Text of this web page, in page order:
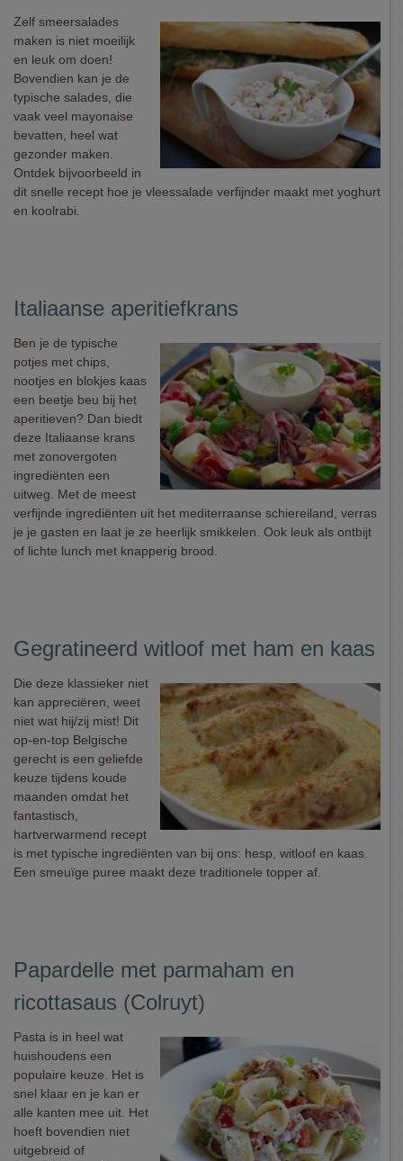
Zelf smeersalades
maken is niet moeilijk
en leuk om doen!
Bovendien kan je de
typische salades, die
vaak veel mayonaise
bevatten, heel wat
gezonder maken.
Ontdek bijvoorbeeld in
dit snelle recept hoe je vleessalade verfijnder maakt met yoghurt
en koolrabi.
Italiaanse aperitiefkrans
Ben je de typische
potjes met chips,
nootjes en blokjes kaas
een beetje beu bij het
aperitieven? Dan biedt
deze Italiaanse krans
met zonovergoten
ingrediënten een
uitweg. Met de meest
verfijnde ingrediënten uit het mediterraanse schiereiland, verras
je je gasten en laat je ze heerlijk smikkelen. Ook leuk als ontbijt
of lichte lunch met knapperig brood.
Gegratineerd witloof met ham en kaas
Die deze klassieker niet
kan appreciëren, weet
niet wat hij/zij mist! Dit
op-en-top Belgische
gerecht is een geliefde
keuze tijdens koude
maanden omdat het
fantastisch,
hartverwarmend recept
is met typische ingrediënten van bij ons: hesp, witloof en kaas.
Een smeuïge puree maakt deze traditionele topper af.
Papardelle met parmaham en
ricottasaus (Colruyt)
Pasta is in heel wat
huishoudens een
populaire keuze. Het is
snel klaar en je kan er
alle kanten mee uit. Het
hoeft bovendien niet
uitgebreid of